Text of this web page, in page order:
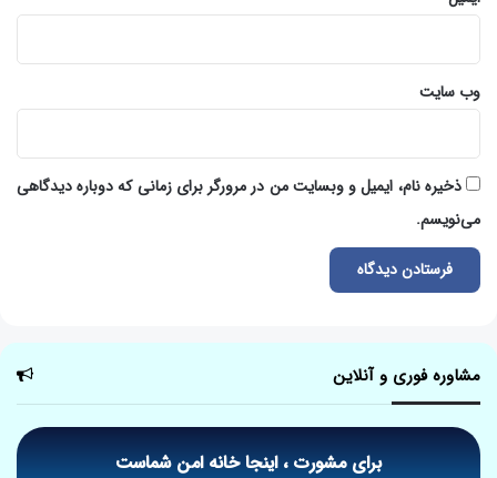
وب‌ سایت
ذخیره نام، ایمیل و وبسایت من در مرورگر برای زمانی که دوباره دیدگاهی
می‌نویسم.
مشاوره فوری و آنلاین
برای مشورت ، اینجا خانه امن شماست